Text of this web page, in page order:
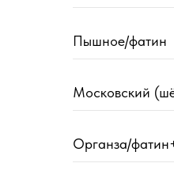
Пышное/фатин
Московский
Органза/